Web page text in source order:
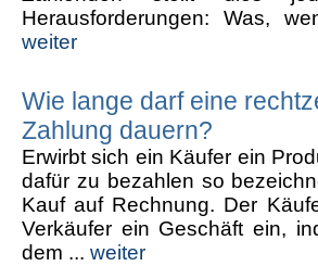
Herausforderungen: Was,
weiter
Wie lange darf eine
Zahlung dauern?
Erwirbt sich ein Käufer ein
dafür zu bezahlen so
Kauf auf Rechnung. Der
Verkäufer ein Geschäft ein,
dem ... weiter